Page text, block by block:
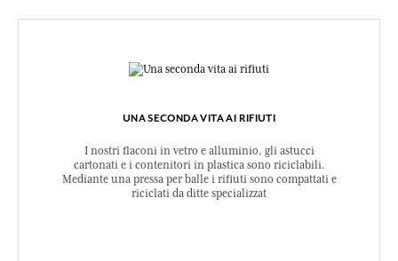
UNA SECONDA VITA AI RIFIUTI
I nostri flaconi in vetro e alluminio, gli astucci
cartonati e i contenitori in plastica sono riciclabili.
Mediante una pressa per balle i rifiuti sono compattati e
riciclati da ditte specializzat